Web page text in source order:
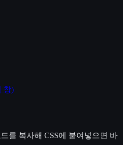
창)
드를 복사해 CSS에 붙여넣으면 바